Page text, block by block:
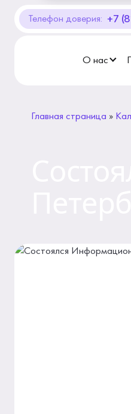
Телефон доверия: +7
О нас
Главная страница »
О Центре «КОНТАКТ»
История
Контакты